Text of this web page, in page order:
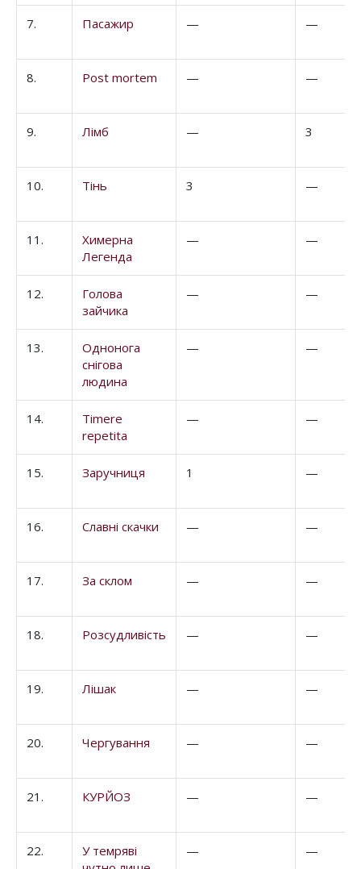
7. Пасажир — —
8. Post mortem — —
9. Лімб — 3
10. Тінь 3 —
11.
Химерна
Легенда
— —
12.
Голова
зайчика
— —
13.
Однонога
снігова
людина
— —
14.
Timere
repetita
— —
15. Заручниця 1 —
16. Славні скачки — —
17. За склом — —
18. Розсудливість — —
19. Лішак — —
20. Чергування — —
21. КУРЙОЗ — —
22.
У темряві
— —